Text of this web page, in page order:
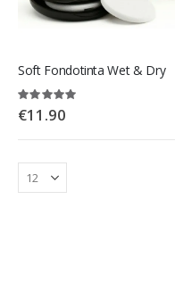
Soft Fondotinta Wet & Dry
Rating:
100%
€11.90